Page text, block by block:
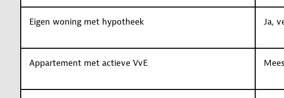
Eigen woning met hypotheek Ja,
Appartement met actieve VvE